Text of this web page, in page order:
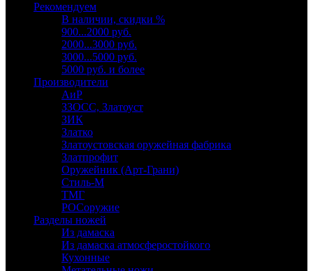
Рекомендуем
В наличии, скидки %
900...2000 руб.
2000...3000 руб.
3000...5000 руб.
5000 руб. и более
Производители
АиР
ЗЗОСС, Златоуст
ЗИК
Златко
Златоустовская оружейная фабрика
Златпрофит
Оружейник (Арт-Грани)
Стиль-М
ТМГ
РОСоружие
Разделы ножей
Из дамаска
Из дамаска атмосферостойкого
Кухонные